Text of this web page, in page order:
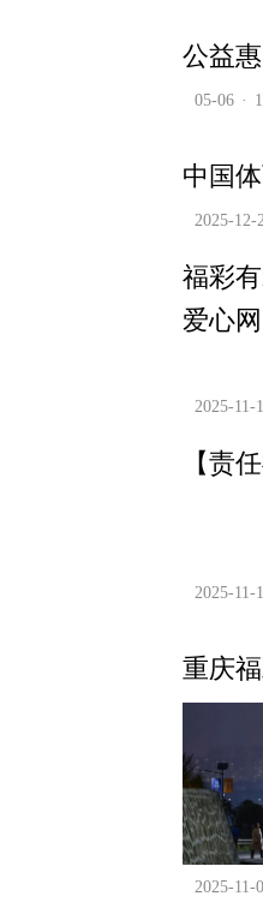
公益
05-06
中国
2025-12-
福彩
爱心网
2025-11-
【责
2025-11-
重庆
2025-11-